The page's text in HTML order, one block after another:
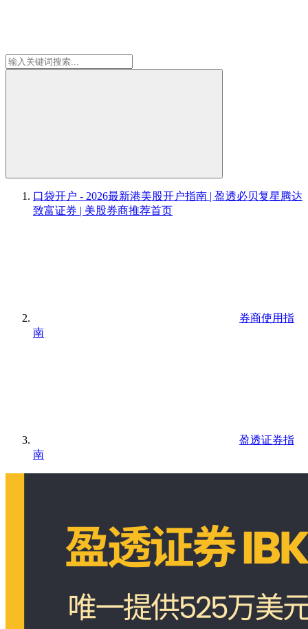
口袋开户 - 2026最新港美股开户指南 | 盈透必贝复星腾达
致富证券 | 美股券商推荐首页
券商使用指
南
盈透证券指
南